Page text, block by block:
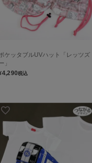
ケッタブルUVハット「レッツズ
」
4,290税込